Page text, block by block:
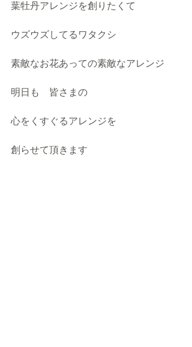
葉牡丹アレンジを創りたくて
ウズウズしてるワタクシ
素敵なお花あっての素敵なアレンジ
明日も　皆さまの
心をくすぐるアレンジを
創らせて頂きます